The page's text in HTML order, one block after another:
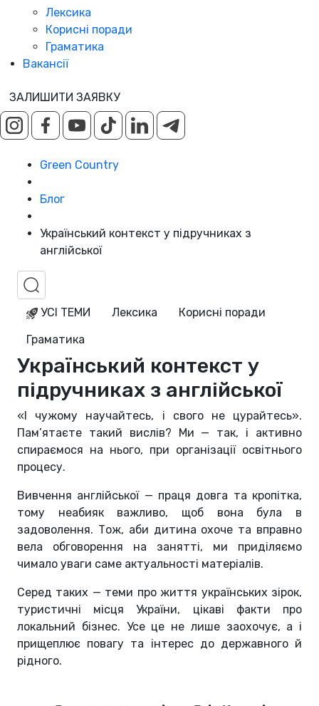
Лексика
Корисні поради
Граматика
Вакансії
ЗАЛИШИТИ ЗАЯВКУ
Green Country
Блог
Український контекст у підручниках з
англійської
УСІ ТЕМИ Лексика
Корисні поради
Граматика
Український контекст у
підручниках з англійської
«І чужому научайтесь, і свого не цурайтесь».
Пам’ятаєте такий вислів? Ми — так, і активно
спираємося на нього, при організації освітнього
процесу.
Вивчення англійської — праця довга та кропітка,
тому неабияк важливо, щоб вона була в
задоволення. Тож, аби дитина охоче та вправно
вела обговорення на занятті, ми приділяємо
чимало уваги саме актуальності матеріалів.
Серед таких — теми про життя українських зірок,
туристичні місця України, цікаві факти про
локальний бізнес. Усе це не лише заохочує, а і
прищеплює повагу та інтерес до державного й
рідного.